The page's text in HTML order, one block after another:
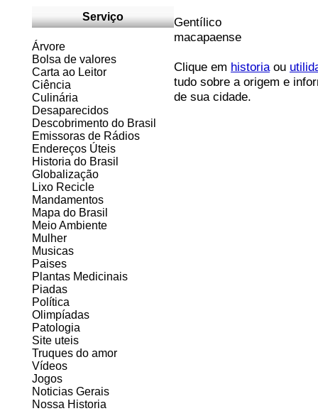
Serviço
Árvore
Bolsa de valores
Carta ao Leitor
Ciência
Culinária
Desaparecidos
Descobrimento do Brasil
Emissoras de Rádios
Endereços Úteis
Historia do Brasil
Globalização
Lixo Recicle
Mandamentos
Mapa do Brasil
Meio Ambiente
Mulher
Musicas
Paises
Plantas Medicinais
Piadas
Política
Olimpíadas
Patologia
Site uteis
Truques do amor
Vídeos
Jogos
Noticias Gerais
Nossa Historia
Gentílico
macapaense
Clique em historiaou
tudo sobre a origem e
de sua cidade.